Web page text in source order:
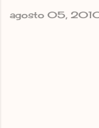
agosto 05,